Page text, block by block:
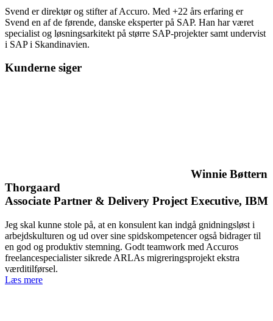
Svend er direktør og stifter af Accuro. Med +22 års erfaring er
Svend en af de førende, danske eksperter på SAP. Han har været
specialist og løsningsarkitekt på større SAP-projekter samt undervist
i SAP i Skandinavien.
Kunderne siger
Winnie Bøttern
Thorgaard
Associate Partner & Delivery Project Executive, IBM
Jeg skal kunne stole på, at en konsulent kan indgå gnidningsløst i
arbejdskulturen og ud over sine spidskompetencer også bidrager til
en god og produktiv stemning. Godt teamwork med Accuros
freelancespecialister sikrede ARLAs migreringsprojekt ekstra
værditilførsel.
Læs mere